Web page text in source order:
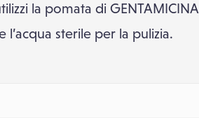
la pomata di
sterile per la pulizia.